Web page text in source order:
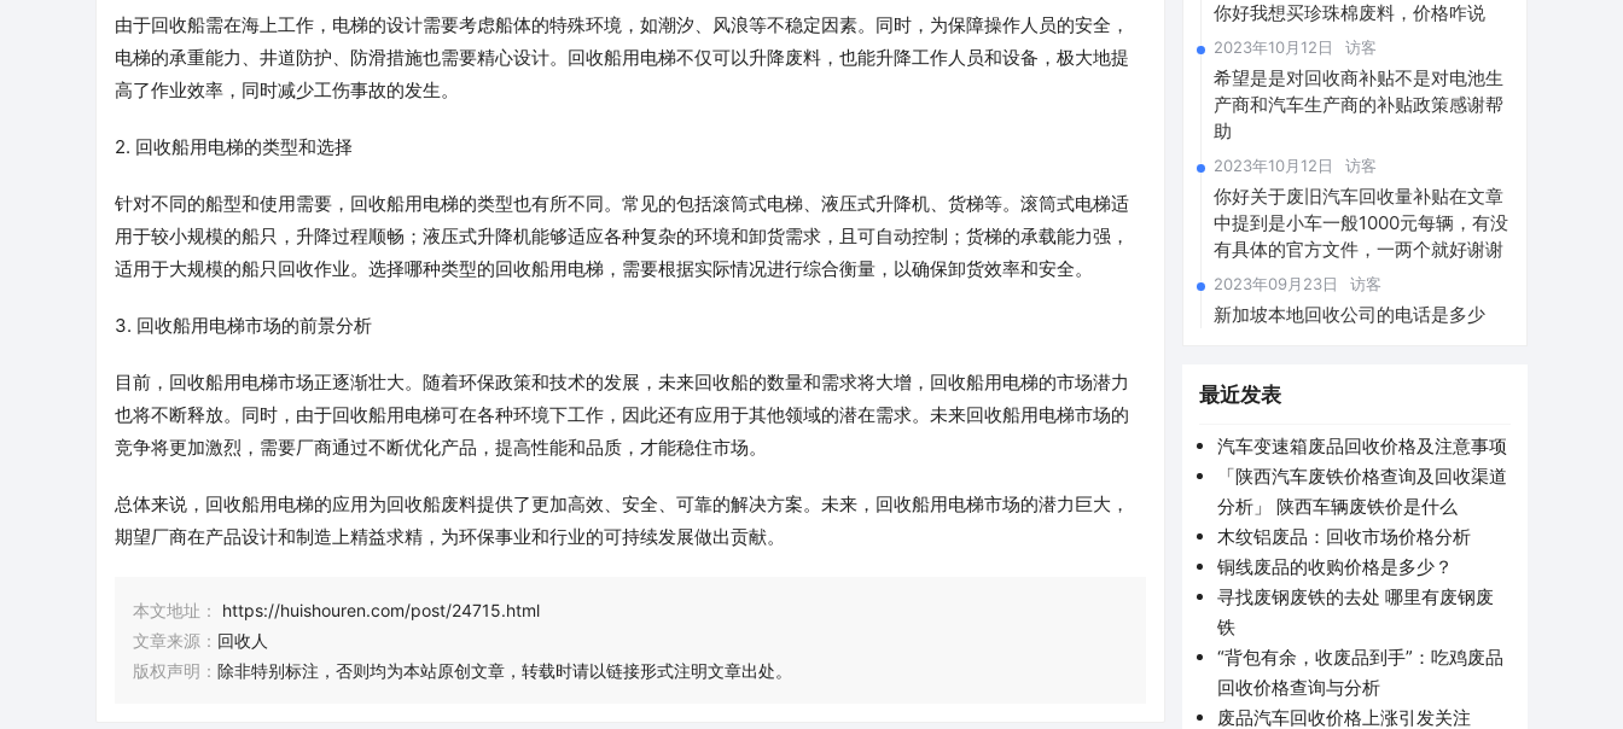
由于回收船需在海上工作，电梯的设计需要考虑船体的特殊环境，如潮汐、风浪等不稳定因素。同时，为保障操作人员的安全，
电梯的承重能力、井道防护、防滑措施也需要精心设计。回收船用电梯不仅可以升降废料，也能升降工作人员和设备，极大地提
高了作业效率，同时减少工伤事故的发生。
2. 回收船用电梯的类型和选择
针对不同的船型和使用需要，回收船用电梯的类型也有所不同。常见的包括滚筒式电梯、液压式升降机、货梯等。滚筒式电梯适
用于较小规模的船只，升降过程顺畅；液压式升降机能够适应各种复杂的环境和卸货需求，且可自动控制；货梯的承载能力强，
适用于大规模的船只回收作业。选择哪种类型的回收船用电梯，需要根据实际情况进行综合衡量，以确保卸货效率和安全。
3. 回收船用电梯市场的前景分析
目前，回收船用电梯市场正逐渐壮大。随着环保政策和技术的发展，未来回收船的数量和需求将大增，回收船用电梯的市场潜力
也将不断释放。同时，由于回收船用电梯可在各种环境下工作，因此还有应用于其他领域的潜在需求。未来回收船用电梯市场的
竞争将更加激烈，需要厂商通过不断优化产品，提高性能和品质，才能稳住市场。
总体来说，回收船用电梯的应用为回收船废料提供了更加高效、安全、可靠的解决方案。未来，回收船用电梯市场的潜力巨大，
期望厂商在产品设计和制造上精益求精，为环保事业和行业的可持续发展做出贡献。
本文地址：
https://huishouren.com/post/24715.html
文章来源： 回收人
版权声明： 除非特别标注，否则均为本站原创文章，转载时请以链接形式注明文章出处。
你好我想买珍珠棉废料，价格咋说
2023年10月12日 访客
希望是是对回收商补贴不是对电池生
产商和汽车生产商的补贴政策感谢帮
助
2023年10月12日 访客
你好关于废旧汽车回收量补贴在文章
中提到是小车一般1000元每辆，有没
有具体的官方文件，一两个就好谢谢
2023年09月23日 访客
新加坡本地回收公司的电话是多少
最近发表
汽车变速箱废品回收价格及注意事项
「陕西汽车废铁价格查询及回收渠道
分析」 陕西车辆废铁价是什么
木纹铝废品：回收市场价格分析
铜线废品的收购价格是多少？
寻找废钢废铁的去处 哪里有废钢废
铁
“背包有余，收废品到手”：吃鸡废品
回收价格查询与分析
废品汽车回收价格上涨引发关注